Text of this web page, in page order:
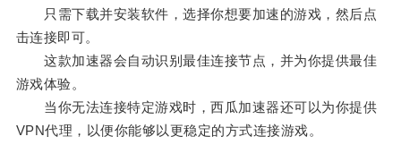
只需下载并安装软件，选择你想要加速的游戏，然后点
击连接即可。
这款加速器会自动识别最佳连接节点，并为你提供最佳
游戏体验。
当你无法连接特定游戏时，西瓜加速器还可以为你提供
VPN代理，以便你能够以更稳定的方式连接游戏。